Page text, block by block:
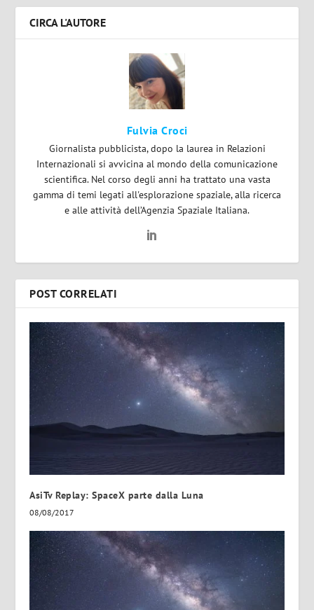
CIRCA L'AUTORE
Fulvia Croci
Giornalista pubblicista, dopo la laurea in Relazioni
Internazionali si avvicina al mondo della comunicazione
scientifica. Nel corso degli anni ha trattato una vasta
gamma di temi legati all'esplorazione spaziale, alla ricerca
e alle attività dell’Agenzia Spaziale Italiana.
POST CORRELATI
AsiTv Replay: SpaceX parte dalla Luna
08/08/2017